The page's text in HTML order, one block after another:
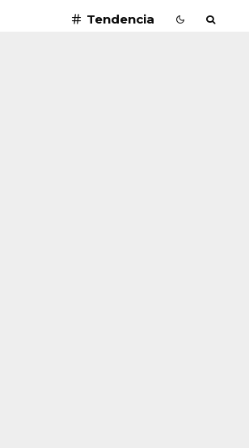
Tendencia